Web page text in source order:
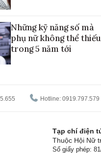
Những kỹ năng số mà
phụ nữ không thể thiếu
trong 5 năm tới
Hotline: 0919.797.579
Tạp chí điện
Thuộc Hội Nữ
Số giấy phép: